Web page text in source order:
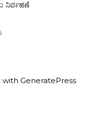
ನಿರ್ವಹಣೆ
with GeneratePress